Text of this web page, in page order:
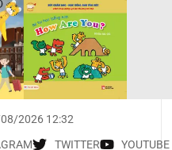
2026 12:32
TWITTER YOUTUBE